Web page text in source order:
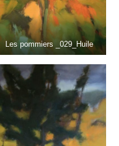
Les pommiers _029_Huile